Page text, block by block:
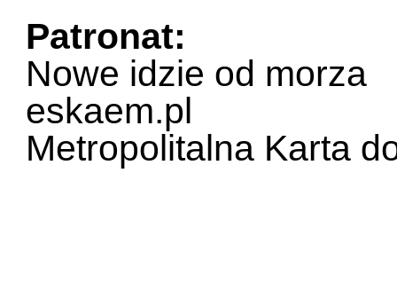
Patronat:
Nowe idzie od morza
eskaem.pl
Metropolitalna Karta